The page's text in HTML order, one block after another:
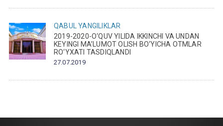
QABUL YANGILIKLAR
2019-2020-O‘QUV YILIDA IKKINCHI VA UNDAN
KEYINGI MA’LUMOT OLISH BO‘YICHA OTMLAR
RO‘YXATI TASDIQLANDI
27.07.2019